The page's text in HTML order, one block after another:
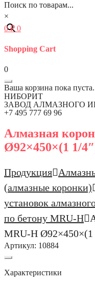
Поиск по товарам...
×
0₽ 0
Shopping Cart
0
Ваша корзина пока пуста.
НИБОРИТ
ЗАВОД АЛМАЗНОГО
+7 495 777 69 96
Алмазная
Ø92×450×(1 1/
Продукция
(алмазные коронки)
установок
по бетону MRU-H
MRU-H Ø92×450×(1
Артикул: 10884
Характеристики